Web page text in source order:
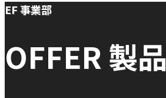
EF 事業部
OFFER 製品